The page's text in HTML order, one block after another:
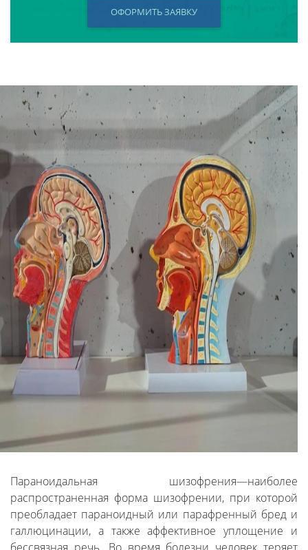
ОФОРМИТЬ ЗАЯВКУ
Параноидальная шизофрения—наиболее
распространенная форма шизофрении, при которой
преобладает параноидный или парафренный бред и
галлюцинации, а также аффективное уплощение и